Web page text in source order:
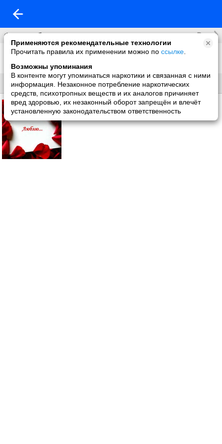
Применяются рекомендательные технологии
Прочитать правила их применении можно по ссылке
Возможны упоминания
В контенте могут упоминаться наркотики и связанная с ними
информация. Незаконное потребление наркотических
средств, психотропных веществ и их аналогов причиняет
вред здоровью, их незаконный оборот запрещён и влечёт
установленную законодательством ответственность
Фотоальбомы Все
Анимация
Без названия